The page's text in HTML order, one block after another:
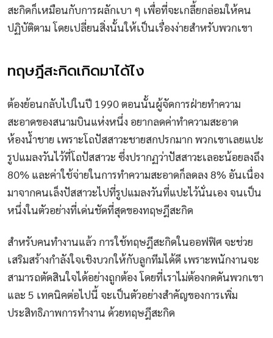
สะกิดก็เหมือนกับการผลักเบา ๆ เพื่อที่จะเกลี้ยกล่อมให้คน
ปฏิบัติตาม โดยเปลี่ยนสิ่งนั้นให้เป็นเรื่องง่ายสำหรับพวกเขา
ทฤษฎีสะกิดเกิดมาได้ไง
ต้องย้อนกลับไปในปี 1990 ตอนนั้นผู้จัดการฝ่ายทำความ
สะอาดของสนามบินแห่งหนึ่ง อยากลดค่าทำความสะอาด
ห้องน้ำชาย เพราะโถปัสสาวะชายสกปรกมาก พวกเขาเลยแปะ
รูปแมลงวันไว้ที่โถปัสสาวะ ซึ่งปรากฏว่าปัสสาวะเลอะน้อยลงถึง
80% และค่าใช้จ่ายในการทำความสะอาดก็ลดลง 8% อันเนื่อง
มาจากคนเล็งปัสสาวะไปที่รูปแมลงวันที่แปะไว้นั่นเอง จนเป็น
หนึ่งในตัวอย่างที่เด่นชัดที่สุดของทฤษฎีสะกิด
สำหรับคนทำงานแล้ว การใช้ทฤษฎีสะกิดในออฟฟิศ จะช่วย
เสริมสร้างกำลังใจเชิงบวกให้กับลูกทีมได้ดี เพราะพนักงานจะ
สามารถตัดสินใจได้อย่างถูกต้อง โดยที่เราไม่ต้องกดดันพวกเขา
และ 5 เทคนิคต่อไปนี้ จะเป็นตัวอย่างสำคัญของการเพิ่ม
ประสิทธิภาพการทำงาน ด้วยทฤษฎีสะกิด